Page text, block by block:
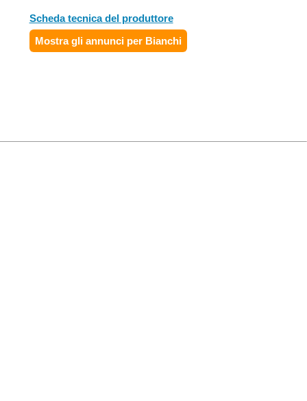
Scheda tecnica del produttore
Mostra gli annunci per Bianchi